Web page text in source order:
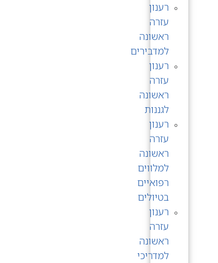
רענון
עזרה
ראשונה
למדבירים
רענון
עזרה
ראשונה
לגננות
רענון
עזרה
ראשונה
למלווים
רפואיים
בטיולים
רענון
עזרה
ראשונה
למדריכי